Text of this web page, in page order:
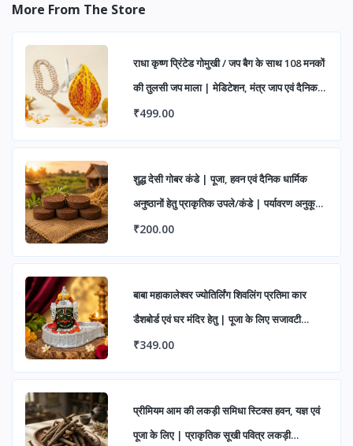
More From The Store
राधा कृष्ण प्रिंटेड गोमुखी / जप बैग के साथ 108 मनकों
की तुलसी जप माला | मेडिटेशन, मंत्र जाप एवं दैनिक
पूजा हेतु (पैक ऑफ 1)
₹499.00
शुद्ध देसी गोबर कंडे | पूजा, हवन एवं दैनिक धार्मिक
अनुष्ठानों हेतु प्राकृतिक उपले/कंडे | पर्यावरण अनुकूल
एवं पारंपरिक उपयोग के लिए उत्तम
₹200.00
बाबा महाकालेश्वर ज्योतिर्लिंग शिवलिंग प्रतिमा कार
डैशबोर्ड एवं घर मंदिर हेतु | पूजा के लिए सजावटी
महाकाल मूर्ति (पैक ऑफ 1)
₹349.00
प्रीमियम आम की लकड़ी समिधा स्टिक्स हवन, यज्ञ एवं
पूजा के लिए | प्राकृतिक सूखी पवित्र लकड़ी